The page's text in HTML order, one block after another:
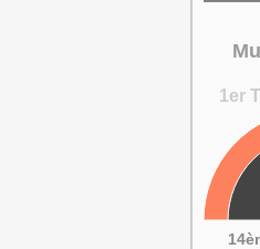
1er